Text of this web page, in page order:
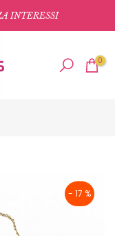
INTERESSI
0
- 17 %